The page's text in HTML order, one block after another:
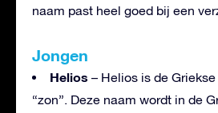
naam past heel goed bij een
Jongen
Helios – Helios is de
“zon”. Deze naam wordt in de